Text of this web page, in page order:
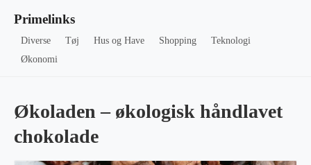
Primelinks
Diverse Tøj Hus og Have Shopping
Teknologi
Økonomi
Økoladen – økologisk håndlavet
chokolade